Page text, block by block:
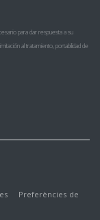
para dar respuesta a su
al tratamiento, portabilidad de
Preferències de